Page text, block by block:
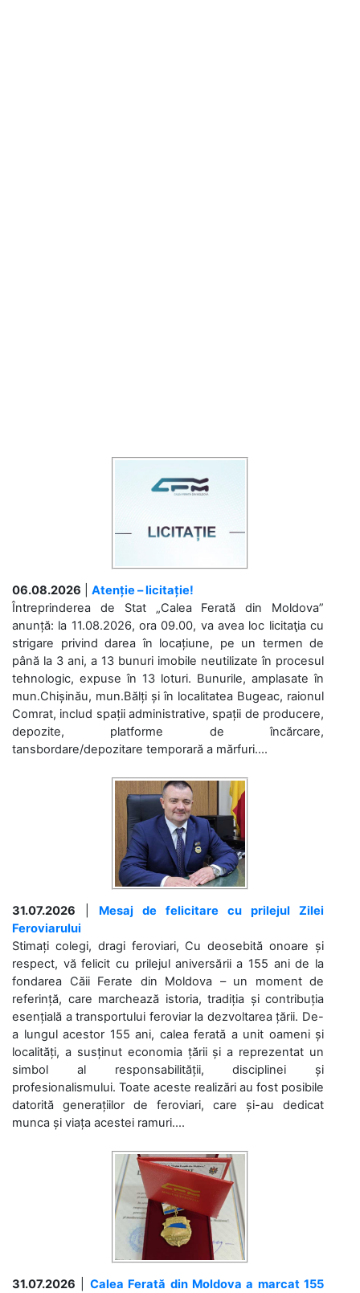
06.08.2026
Atenție – licitație!
Întreprinderea de Stat „Calea Ferată din Moldova”
anunță: la 11.08.2026, ora 09.00, va avea loc licitaţia cu
strigare privind darea în locațiune, pe un termen de
până la 3 ani, a 13 bunuri imobile neutilizate în procesul
tehnologic, expuse în 13 loturi. Bunurile, amplasate în
mun.Chișinău, mun.Bălți și în localitatea Bugeac, raionul
Comrat, includ spații administrative, spații de producere,
depozite, platforme de încărcare,
tansbordare/depozitare temporară a mărfuri....
31.07.2026
Mesaj de felicitare cu prilejul Zilei
Feroviarului
Stimați colegi, dragi feroviari, Cu deosebită onoare și
respect, vă felicit cu prilejul aniversării a 155 ani de la
fondarea Căii Ferate din Moldova – un moment de
referință, care marchează istoria, tradiția și contribuția
esențială a transportului feroviar la dezvoltarea țării. De-
a lungul acestor 155 ani, calea ferată a unit oameni și
localități, a susținut economia țării și a reprezentat un
simbol al responsabilității, disciplinei și
profesionalismului. Toate aceste realizări au fost posibile
datorită generațiilor de feroviari, care și-au dedicat
munca și viața acestei ramuri....
31.07.2026
Calea Ferată din Moldova a marcat 155